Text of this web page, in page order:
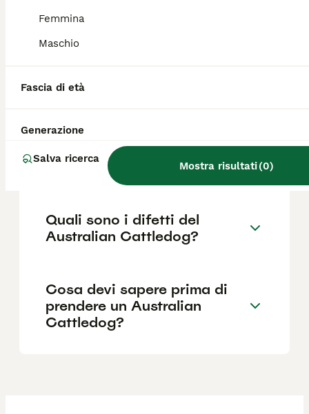
Femmina
Maschio
Fascia di età
Generazione
Salva ricerca
Mostra risultati(0)
base a fattori come il pedigree, la
Quanto dura la vita di un
Australian Cattledog?
Qual è il carattere del
Australian Cattledog?
Quali sono i difetti del
Australian Cattledog?
Cosa devi sapere prima di
prendere un Australian
Cattledog?